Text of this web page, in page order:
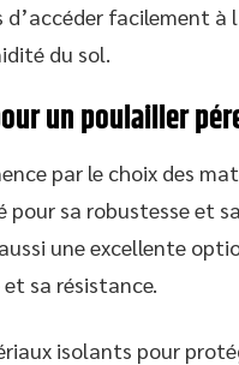
d’accéder facilement
du sol.
un poulailler
par le choix des
sa robustesse et sa
une excellente
sa résistance.
isolants pour